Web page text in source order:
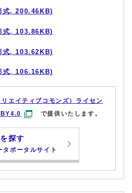
式, 200.46KB)
式, 103.86KB)
式, 103.62KB)
式, 106.16KB)
エイティブコモンズ）ライセン
で提供いたします。
探す
タポータルサイト